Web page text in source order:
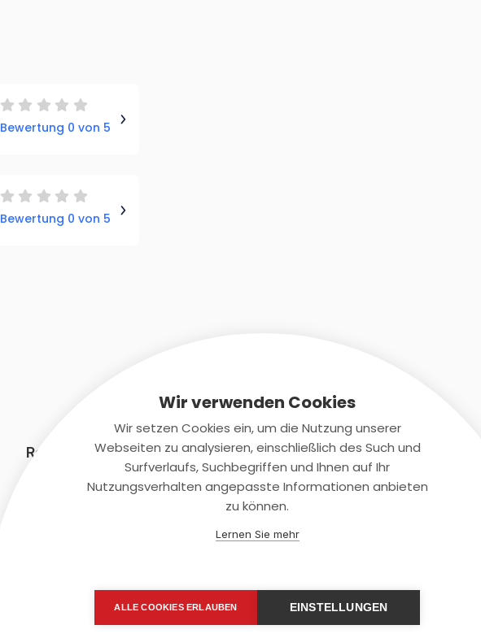
Bewertung 0 von 5
Bewertung 0 von 5
Rechtliches Kontaktiere uns
+(49)2131/708-4280
Wir verwenden Cookies
Wir setzen Cookies ein, um die Nutzung unserer
Webseiten zu analysieren, einschließlich des Such und
Surfverlaufs, Suchbegriffen und Ihnen auf Ihr
Nutzungsverhalten angepasste Informationen anbieten
zu können.
Lernen Sie mehr
ALLE COOKIES ERLAUBEN EINSTELLUNGEN